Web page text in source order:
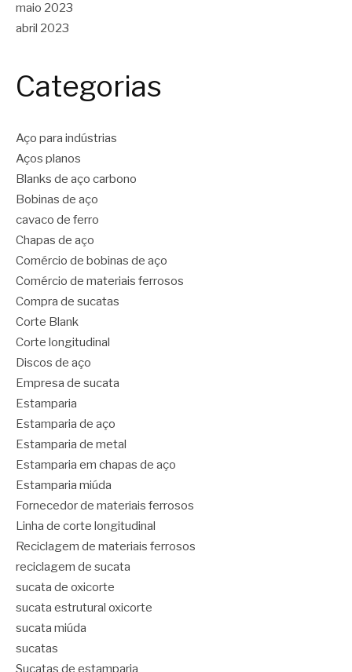
maio 2023
abril 2023
Categorias
Aço para indústrias
Aços planos
Blanks de aço carbono
Bobinas de aço
cavaco de ferro
Chapas de aço
Comércio de bobinas de aço
Comércio de materiais ferrosos
Compra de sucatas
Corte Blank
Corte longitudinal
Discos de aço
Empresa de sucata
Estamparia
Estamparia de aço
Estamparia de metal
Estamparia em chapas de aço
Estamparia miúda
Fornecedor de materiais ferrosos
Linha de corte longitudinal
Reciclagem de materiais ferrosos
reciclagem de sucata
sucata de oxicorte
sucata estrutural oxicorte
sucata miúda
sucatas
Sucatas de estamparia